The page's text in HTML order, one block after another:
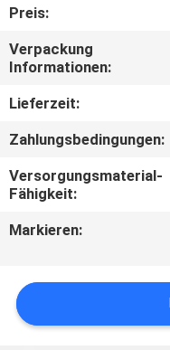
TRETEN
SIE
MIT
UNS
IN
VERBINDUNG
FORDERN
EIN
ZITAT
Preis:
Verpackung
Informationen:
Lieferzeit:
Zahlungsbedingungen:
Versorgungsmaterial-
Fähigkeit:
Markieren: